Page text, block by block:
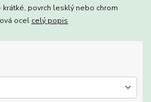
povrch lesklý nebo chrom
ocel celý popis